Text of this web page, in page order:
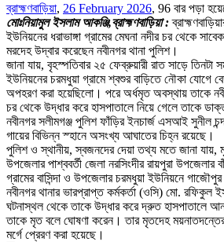
ব্রাহ্মণবাড়িয়া, 26 February 2026, 96 বার পড়া
মোঃনিয়ামুল ইসলাম আকঞ্জি,ব্রাহ্মণবাড়িয়া :
ইউনিয়নের ধরাভাঙ্গা গ্রামের মেঘনা নদীর চর থেকে
মরদেহ উদ্বার করেছেন নবীনগর থানা পুলিশ।
জানা যায়, বৃহস্পতিবার ২৫ ফেব্রুয়ারী রাত সাড়ে তিনটা
ইউনিয়নের চরমধুয়া গ্রামে শ্বশুর বাড়িতে নৌকা যোগে
অপহরণ করা হয়েছিলো। পরে অর্ধমৃত অবস্থায় তাকে
চর থেকে উদ্ধার করে হাসপাতালে নিয়ে গেলে তাকে
নবীনগর সলীমগঞ্জ পুলিশ ফাঁড়ির ইনচার্জ এসআই সুনীল
গায়ের বিভিন্ন স্হানে অসংখ্য আঘাতের চিহ্ন রয়েছে।
পুলিশ ও স্থানীয়, স্বজনদের দেয়া তথ্য মতে জানা
উপজেলার পাশ্ববর্তী জেলা নরসিংদীর রায়পুরা উপজেলার
গ্রামের বাসিন্দা ও উপজেলার চরমধুয়া ইউনিয়নে
নবীনগর থানার ভারপ্রাপ্ত কর্মকর্তা (ওসি) মো. রফিকুল
ঘটনাস্থল থেকে তাকে উদ্ধার করে দ্রুত হাসপাতালে
তাকে মৃত বলে ঘোষণা করেন। তার মৃতদেহ
মর্গে প্রেরণ করা হয়েছে।